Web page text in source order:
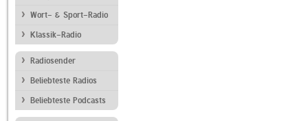
Wort- & Sport-Radio
Klassik-Radio
Radiosender
Beliebteste Radios
Beliebteste Podcasts